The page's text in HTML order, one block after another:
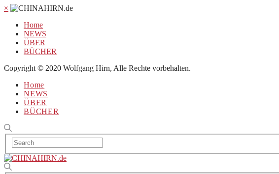
×
Home
NEWS
ÜBER
BÜCHER
Copyright © 2020 Wolfgang Hirn, Alle Rechte vorbehalten.
Home
NEWS
ÜBER
BÜCHER